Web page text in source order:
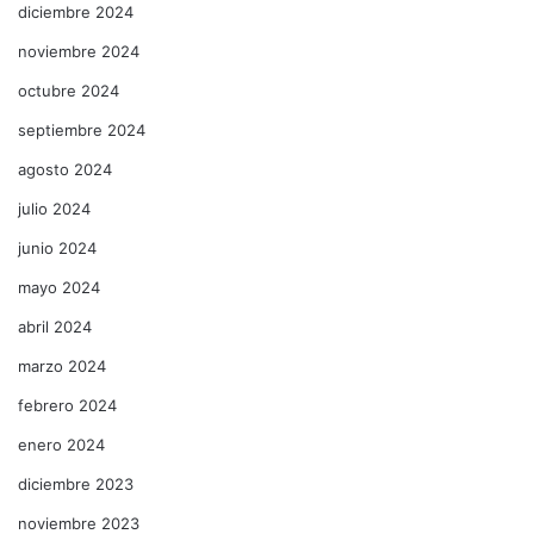
diciembre 2024
noviembre 2024
octubre 2024
septiembre 2024
agosto 2024
julio 2024
junio 2024
mayo 2024
abril 2024
marzo 2024
febrero 2024
enero 2024
diciembre 2023
noviembre 2023